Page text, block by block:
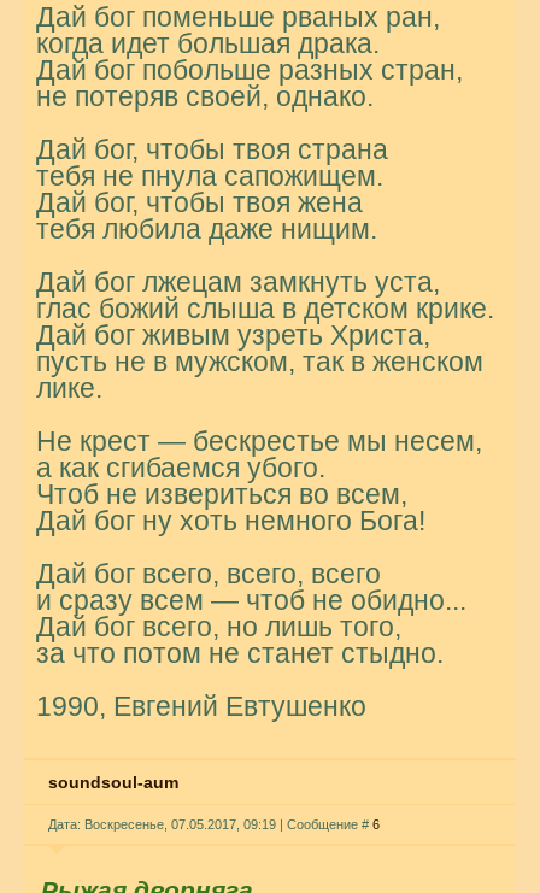
Дай бог поменьше рваных ран,
когда идет большая драка.
Дай бог побольше разных стран,
не потеряв своей, однако.
Дай бог, чтобы твоя страна
тебя не пнула сапожищем.
Дай бог, чтобы твоя жена
тебя любила даже нищим.
Дай бог лжецам замкнуть уста,
глас божий слыша в детском крике.
Дай бог живым узреть Христа,
пусть не в мужском, так в женском
лике.
Не крест — бескрестье мы несем,
а как сгибаемся убого.
Чтоб не извериться во всем,
Дай бог ну хоть немного Бога!
Дай бог всего, всего, всего
и сразу всем — чтоб не обидно...
Дай бог всего, но лишь того,
за что потом не станет стыдно.
1990, Евгений Евтушенко
soundsoul-aum
Дата: Воскресенье, 07.05.2017, 09:19 | Сообщение # 6